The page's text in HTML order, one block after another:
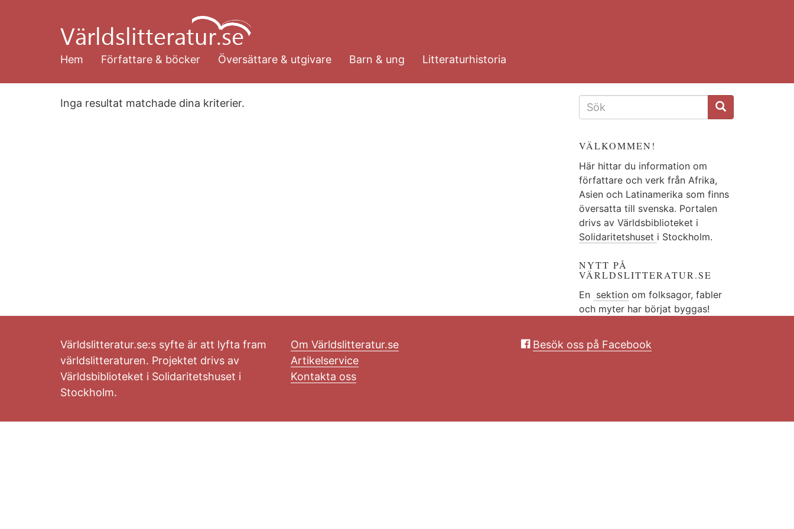
huvudinnehåll
Hem
Författare & böcker Översättare & utgivare Barn & ung Litteraturhistoria
Inga resultat matchade dina kriterier. SÖKFORMULÄR
VÄLKOMMEN!
Här hittar du information om
författare och verk från Afrika,
Asien och Latinamerika som finns
översatta till svenska. Portalen
drivs av Världsbiblioteket i
Solidaritetshuset i Stockholm.
NYTT PÅ
VÄRLDSLITTERATUR.SE
En sektionom folksagor, fabler
och myter har börjat byggas!
Världslitteratur.se:s syfte är att lyfta fram
världslitteraturen. Projektet drivs av
Världsbiblioteket i Solidaritetshuset i
Stockholm.
Om Världslitteratur.se
Artikelservice
Kontakta oss
Besök oss på Facebook